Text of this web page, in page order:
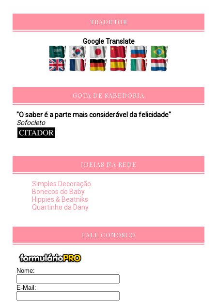
TRADUTOR
Google Translate
GOTA DE SABEDORIA
"O saber é a parte mais considerável da felicidade"
Sofocleto
IDEIAS NA REDE
Simples Decoração
Bonecos do Baby
Hippies & Beatniks
Quartinho da Dany
FALE CONOSCO
Nome:
E-Mail: